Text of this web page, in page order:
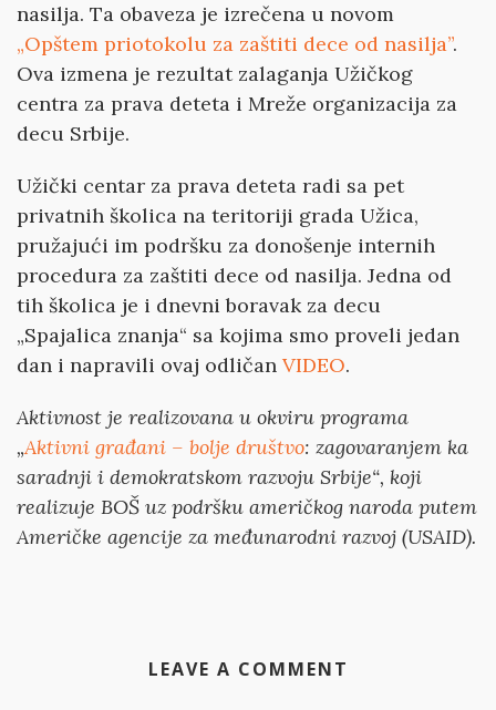
nasilja. Ta obaveza je izrečena u novom
„Opštem priotokolu za zaštiti dece od nasilja”.
Ova izmena je rezultat zalaganja Užičkog
centra za prava deteta i Mreže organizacija za
decu Srbije.
Užički centar za prava deteta radi sa pet
privatnih školica na teritoriji grada Užica,
pružajući im podršku za donošenje internih
procedura za zaštiti dece od nasilja. Jedna od
tih školica je i dnevni boravak za decu
„Spajalica znanja“ sa kojima smo proveli jedan
dan i napravili ovaj odličan VIDEO.
Aktivnost je realizovana u okviru programa
„Aktivni građani – bolje društvo: zagovaranjem ka
saradnji i demokratskom razvoju Srbije“, koji
realizuje BOŠ uz podršku američkog naroda putem
Američke agencije za međunarodni razvoj (USAID).
LEAVE A COMMENT